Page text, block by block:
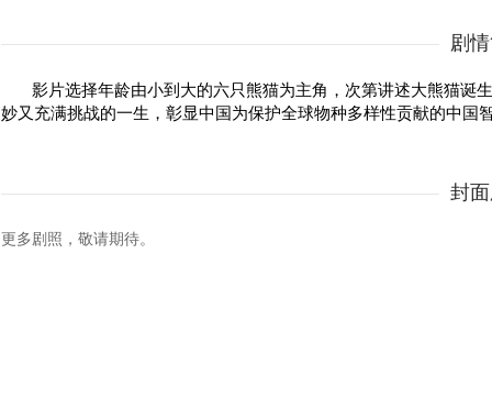
剧
影片选择年龄由小到大的六只熊猫为主角，次第讲述大熊猫诞
妙又充满挑战的一生，彰显中国为保护全球物种多样性贡献的中国
封
更多剧照，敬请期待。